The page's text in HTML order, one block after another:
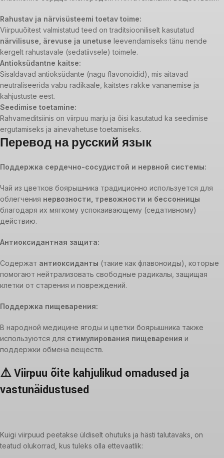
Rahustav ja närvisüsteemi toetav toime:
Viirpuuõitest valmistatud teed on traditsiooniliselt kasutatud
närvilisuse, ärevuse ja unetuse leevendamiseks tänu nende
kergelt rahustavale (sedatiivsele) toimele.
Antioksüdantne kaitse:
Sisaldavad antioksüdante (nagu flavonoidid), mis aitavad
neutraliseerida vabu radikaale, kaitstes rakke vananemise ja
kahjustuste eest.
Seedimise toetamine:
Rahvameditsiinis on viirpuu marju ja õisi kasutatud ka seedimise
ergutamiseks ja ainevahetuse toetamiseks.
Перевод на русский язык
Поддержка сердечно-сосудистой и нервной системы:
Чай из цветков боярышника традиционно используется для
облегчения нервозности, тревожности и бессонницы
благодаря их мягкому успокаивающему (седативному)
действию.
Антиоксидантная защита:
Содержат антиоксиданты (такие как флавоноиды), которые
помогают нейтрализовать свободные радикалы, защищая
клетки от старения и повреждений.
Поддержка пищеварения:
В народной медицине ягоды и цветки боярышника также
используются для стимулирования пищеварения и
поддержки обмена веществ.
⚠️ Viirpuu õite kahjulikud omadused ja
vastunäidustused
Kuigi viirpuud peetakse üldiselt ohutuks ja hästi talutavaks, on
teatud olukorrad, kus tuleks olla ettevaatlik: